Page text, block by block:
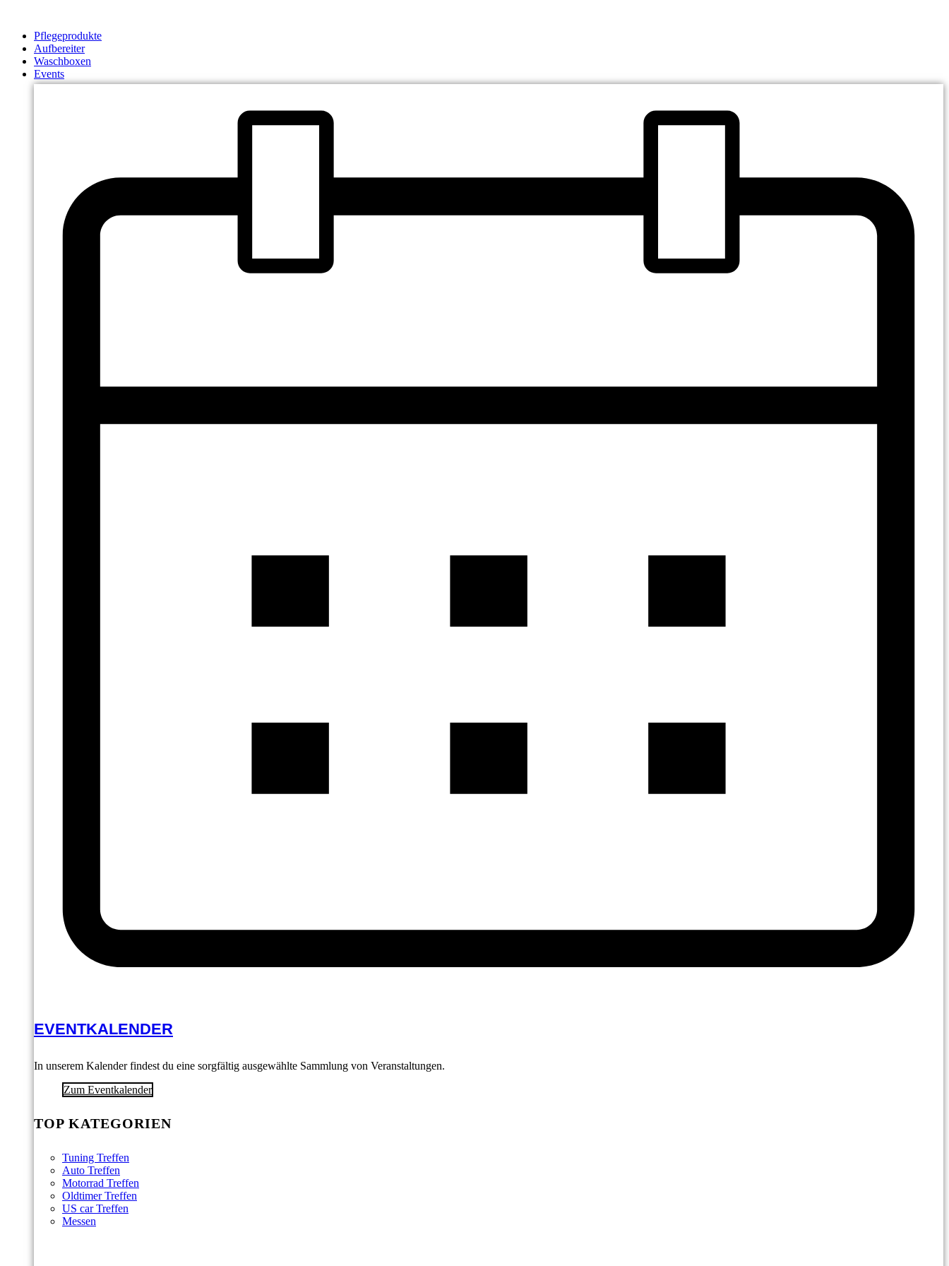
springenPflegeprodukte
Aufbereiter
Waschboxen
Events
EVENTKALENDER
In unserem Kalender findest du eine sorgfältig ausgewählte Sammlung von Veranstaltungen.
Zum Eventkalender
TOP KATEGORIEN
Tuning Treffen
Auto Treffen
Motorrad Treffen
Oldtimer Treffen
US car Treffen
Messen